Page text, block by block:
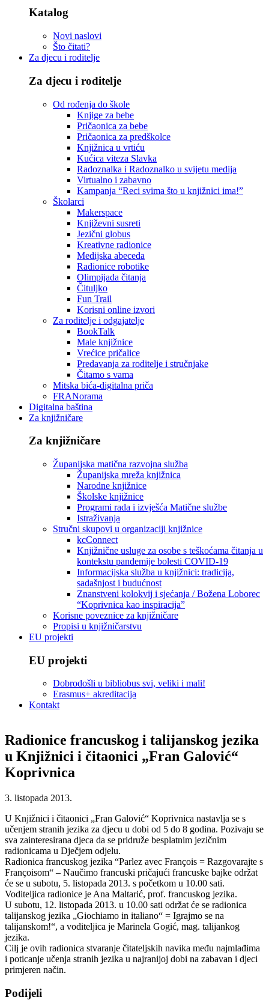
Katalog
Novi naslovi
Što čitati?
Za djecu i roditelje
Za djecu i roditelje
Od rođenja do škole
Knjige za bebe
Pričaonica za bebe
Pričaonica za predškolce
Knjižnica u vrtiću
Kućica viteza Slavka
Radoznalka i Radoznalko u svijetu medija
Virtualno i zabavno
Kampanja “Reci svima što u knjižnici ima!”
Školarci
Makerspace
Književni susreti
Jezični globus
Kreativne radionice
Medijska abeceda
Radionice robotike
Olimpijada čitanja
Čituljko
Fun Trail
Korisni online izvori
Za roditelje i odgajatelje
BookTalk
Male knjižnice
Vrećice pričalice
Predavanja za roditelje i stručnjake
Čitamo s vama
Mitska bića-digitalna priča
FRANorama
Digitalna baština
Za knjižničare
Za knjižničare
Županijska matična razvojna služba
Županijska mreža knjižnica
Narodne knjižnice
Školske knjižnice
Programi rada i izvješća Matične službe
Istraživanja
Stručni skupovi u organizaciji knjižnice
kcConnect
Knjižnične usluge za osobe s teškoćama čitanja u
kontekstu pandemije bolesti COVID-19
Informacijska služba u knjižnici: tradicija,
sadašnjost i budućnost
Znanstveni kolokvij i sjećanja / Božena Loborec
“Koprivnica kao inspiracija”
Korisne poveznice za knjižničare
Propisi u knjižničarstvu
EU projekti
EU projekti
Dobrodošli u bibliobus svi, veliki i mali!
Erasmus+ akreditacija
Kontakt
Radionice francuskog i talijanskog jezika
u Knjižnici i čitaonici „Fran Galović“
Koprivnica
3. listopada 2013.
U Knjižnici i čitaonici „Fran Galović“ Koprivnica nastavlja se s
učenjem stranih jezika za djecu u dobi od 5 do 8 godina. Pozivaju se
sva zainteresirana djeca da se pridruže besplatnim jezičnim
radionicama u Dječjem odjelu.
Radionica francuskog jezika “Parlez avec François = Razgovarajte s
Françoisom“ – Naučimo francuski pričajući francuske bajke održat
će se u subotu, 5. listopada 2013. s početkom u 10.00 sati.
Voditeljica radionice je Ana Maltarić, prof. francuskog jezika.
U subotu, 12. listopada 2013. u 10.00 sati održat će se radionica
talijanskog jezika „Giochiamo in italiano“ = Igrajmo se na
talijanskom!“, a voditeljica je Marinela Gogić, mag. talijankog
jezika.
Cilj je ovih radionica stvaranje čitateljskih navika među najmlađima
i poticanje učenja stranih jezika u najranijoj dobi na zabavan i djeci
primjeren način.
Podijeli